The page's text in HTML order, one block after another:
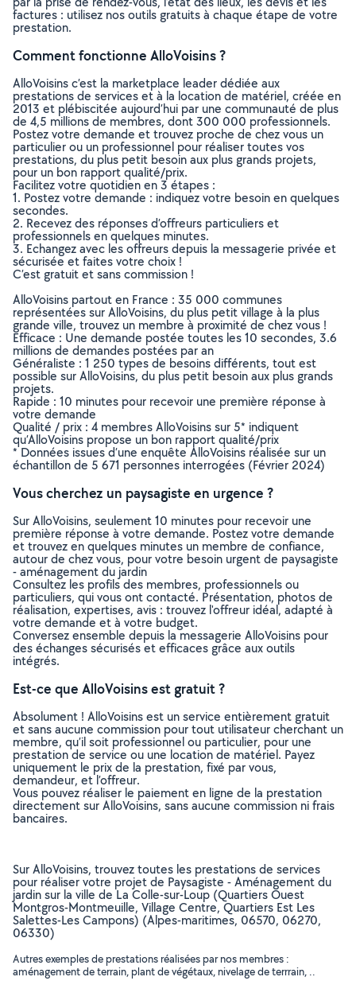
factures : utilisez nos outils gratuits à chaque étape de votre
prestation.
Comment fonctionne AlloVoisins ?
AlloVoisins c’est la marketplace leader dédiée aux
prestations de services et à la location de matériel, créée en
2013 et plébiscitée aujourd’hui par une communauté de plus
de 4,5 millions de membres, dont 300 000 professionnels.
Postez votre demande et trouvez proche de chez vous un
particulier ou un professionnel pour réaliser toutes vos
prestations, du plus petit besoin aux plus grands projets,
pour un bon rapport qualité/prix.
Facilitez votre quotidien en 3 étapes :
1. Postez votre demande : indiquez votre besoin en quelques
secondes.
2. Recevez des réponses d’offreurs particuliers et
professionnels en quelques minutes.
3. Echangez avec les offreurs depuis la messagerie privée et
sécurisée et faites votre choix !
C’est gratuit et sans commission !
AlloVoisins partout en France : 35 000 communes
représentées sur AlloVoisins, du plus petit village à la plus
grande ville, trouvez un membre à proximité de chez vous !
Efficace : Une demande postée toutes les 10 secondes, 3.6
millions de demandes postées par an
Généraliste : 1 250 types de besoins différents, tout est
possible sur AlloVoisins, du plus petit besoin aux plus grands
projets.
Rapide : 10 minutes pour recevoir une première réponse à
votre demande
Qualité / prix : 4 membres AlloVoisins sur 5* indiquent
qu’AlloVoisins propose un bon rapport qualité/prix
* Données issues d’une enquête AlloVoisins réalisée sur un
échantillon de 5 671 personnes interrogées (Février 2024)
Vous cherchez un paysagiste en urgence ?
Sur AlloVoisins, seulement 10 minutes pour recevoir une
première réponse à votre demande. Postez votre demande
et trouvez en quelques minutes un membre de confiance,
autour de chez vous, pour votre besoin urgent de paysagiste
- aménagement du jardin
Consultez les profils des membres, professionnels ou
particuliers, qui vous ont contacté. Présentation, photos de
réalisation, expertises, avis : trouvez l'offreur idéal, adapté à
votre demande et à votre budget.
Conversez ensemble depuis la messagerie AlloVoisins pour
des échanges sécurisés et efficaces grâce aux outils
intégrés.
Est-ce que AlloVoisins est gratuit ?
Absolument ! AlloVoisins est un service entièrement gratuit
et sans aucune commission pour tout utilisateur cherchant un
membre, qu’il soit professionnel ou particulier, pour une
prestation de service ou une location de matériel. Payez
uniquement le prix de la prestation, fixé par vous,
demandeur, et l’offreur.
Vous pouvez réaliser le paiement en ligne de la prestation
directement sur AlloVoisins, sans aucune commission ni frais
bancaires.
Sur AlloVoisins, trouvez toutes les prestations de services
pour réaliser votre projet de Paysagiste - Aménagement du
jardin sur la ville de La Colle-sur-Loup (Quartiers Ouest
Montgros-Montmeuille, Village Centre, Quartiers Est Les
Salettes-Les Campons) (Alpes-maritimes, 06570, 06270,
06330)
Autres exemples de prestations réalisées par nos membres :
aménagement de terrain, plant de végétaux, nivelage de terrrain, ..